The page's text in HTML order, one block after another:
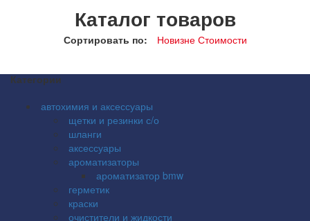
Каталог товаров
Сортировать по: Новизне Стоимости
Категории
автохимия и аксессуары
щетки и резинки с/о
шланги
аксессуары
ароматизаторы
ароматизатор bmw
герметик
краски
очистители и жидкости